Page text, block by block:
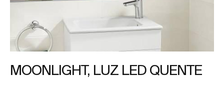
MOONLIGHT, LUZ LED QUENTE